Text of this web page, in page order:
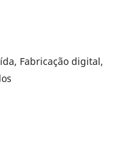
Fabricação digital,